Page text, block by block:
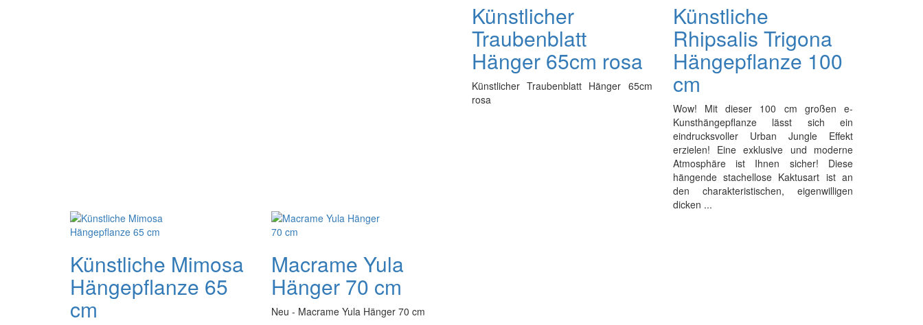
Künstlicher
Traubenblatt
Hänger 65cm rosa
Künstlicher Traubenblatt Hänger 65cm
rosa
Künstliche
Rhipsalis Trigona
Hängepflanze 100
cm
Wow! Mit dieser 100 cm großen e-
Kunsthängepflanze lässt sich ein
eindrucksvoller Urban Jungle Effekt
erzielen! Eine exklusive und moderne
Atmosphäre ist Ihnen sicher! Diese
hängende stachellose Kaktusart ist an
den charakteristischen, eigenwilligen
dicken ...
Künstliche Mimosa
Hängepflanze 65
cm
Macrame Yula
Hänger 70 cm
Neu - Macrame Yula Hänger 70 cm